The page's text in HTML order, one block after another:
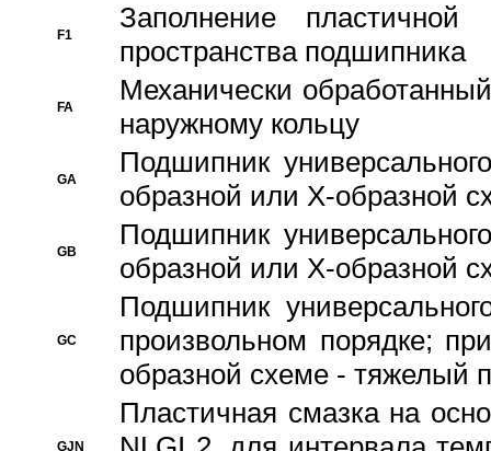
F1
Заполнение
пространства подшипника
FA
Механически
наружному кольцу
GA
Подшипник
образной или Х-образной
GB
Подшипник
образной или Х-образной
GC
Подшипник
произвольном порядке;
образной схеме - тяжелый
GJN
Пластичная смазка на